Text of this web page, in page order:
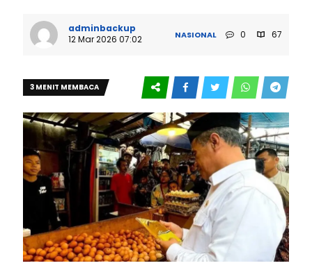
adminbackup
12 Mar 2026 07:02
NASIONAL 0 67
3 MENIT MEMBACA